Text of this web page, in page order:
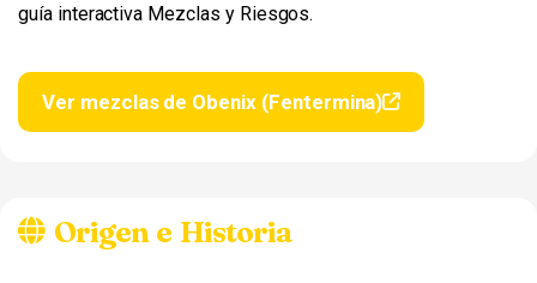
guía interactiva Mezclas y Riesgos.
Ver mezclas de Obenix (Fentermina)
Origen e Historia